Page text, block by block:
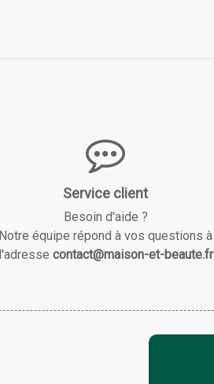
Service client
Besoin d'aide ?
Notre équipe répond à vos questions à
l'adresse contact@maison-et-beaute.fr